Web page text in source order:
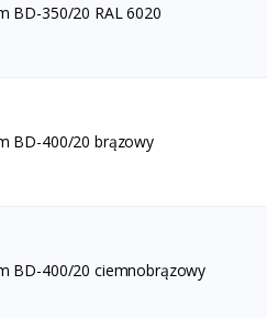
BD-350/20 RAL 6020
BD-400/20 brązowy
BD-400/20 ciemnobrązowy